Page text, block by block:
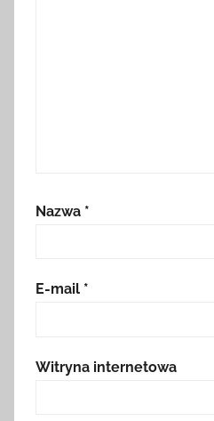
Nazwa *
E-mail *
Witryna internetowa